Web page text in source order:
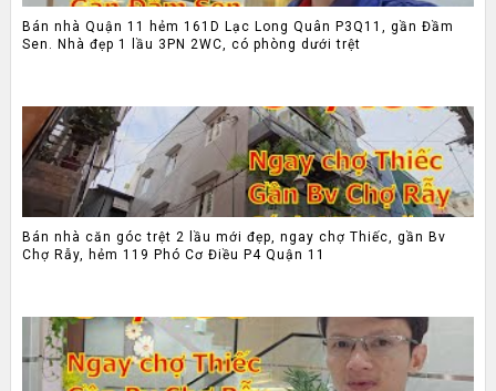
Bán nhà Quận 11 hẻm 161D Lạc Long Quân P3Q11, gần Đầm
Sen. Nhà đẹp 1 lầu 3PN 2WC, có phòng dưới trệt
Bán nhà căn góc trệt 2 lầu mới đẹp, ngay chợ Thiếc, gần Bv
Chợ Rẫy, hẻm 119 Phó Cơ Điều P4 Quận 11